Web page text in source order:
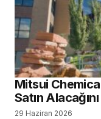
Mitsui
Satın
29 Haziran 2026